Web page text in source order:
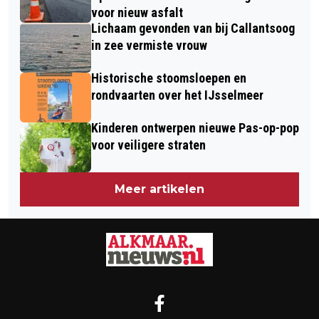
WEKEN VERMIST
voor nieuw asfalt
Lichaam gevonden van bij Callantsoog
in zee vermiste vrouw
Historische stoomsloepen en
rondvaarten over het IJsselmeer
Kinderen ontwerpen nieuwe Pas-op-pop
voor veiligere straten
Meer artikelen